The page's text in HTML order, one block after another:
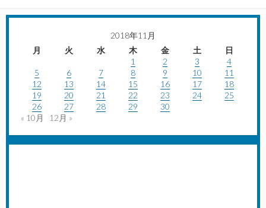
2018年11月
月
火 水 木 金 土
日
1
2 3
4
5
6 7 8 9 10
11
12
13 14 15 16 17
18
19
20 21 22 23 24
25
26
27 28 29
30
« 10月
12月 »